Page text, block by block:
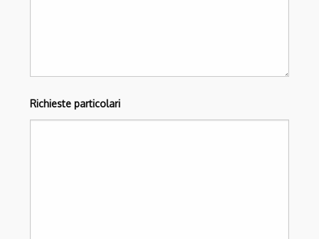
Richieste particolari